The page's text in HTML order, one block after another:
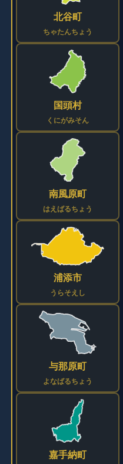
北谷町
ちゃたんちょう
国頭村
くにがみそん
南風原町
はえばるちょう
浦添市
うらそえし
与那原町
よなばるちょう
嘉手納町